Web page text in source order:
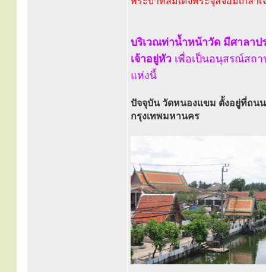
บริเวณท่าน้ำหน้าวัด มีศาลาป
เจ้าอยู่หัว เพื่อเป็นอนุสรณ์สถ
แห่งนี้
ปัจจุบัน วัดหนองแขม ตั้งอยู่ที่ถน
กรุงเทพมหานคร